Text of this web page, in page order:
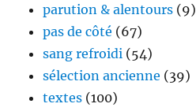
parution & alentours (9)
pas de côté (67)
sang refroidi (54)
sélection ancienne (39)
textes (100)